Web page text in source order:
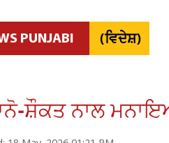
PUNJABI (ਵਿਦੇਸ਼)
ਸ਼ੌਕਤ ਨਾਲ